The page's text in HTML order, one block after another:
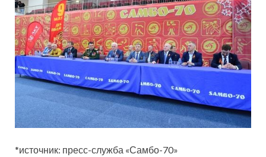
*источник: пресс-служба «Самбо-70»